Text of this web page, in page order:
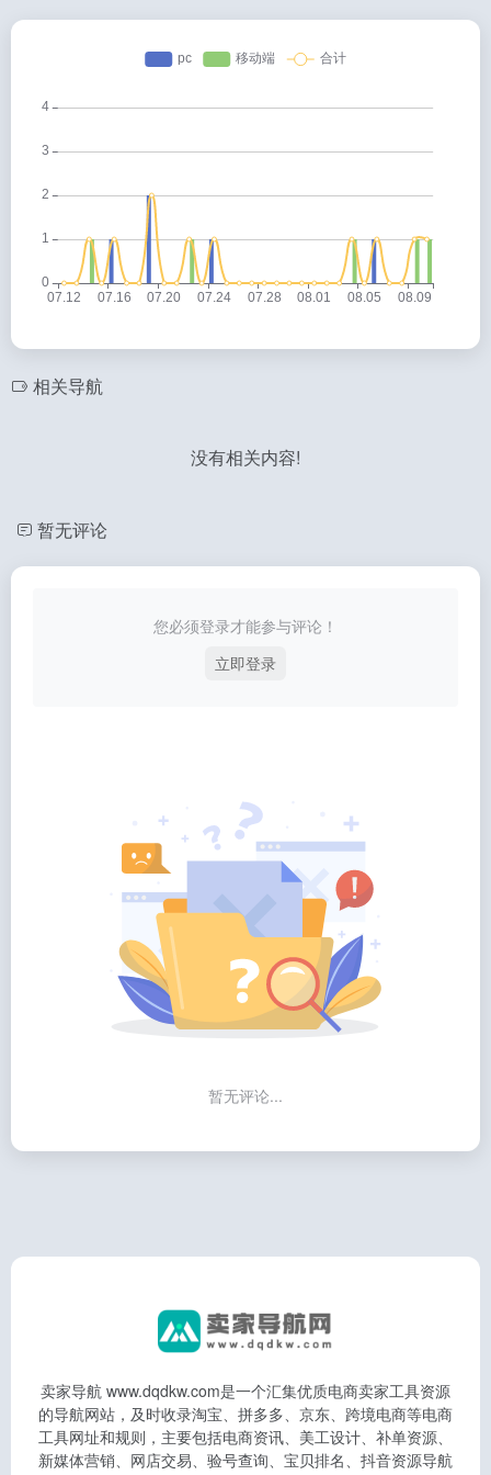
相关导航
没有相关内容!
暂无评论
您必须登录才能参与评论！
立即登录
暂无评论...
卖家导航 www.dqdkw.com是一个汇集优质电商卖家工具资源
的导航网站，及时收录淘宝、拼多多、京东、跨境电商等电商
工具网址和规则，主要包括电商资讯、美工设计、补单资源、
新媒体营销、网店交易、验号查询、宝贝排名、抖音资源导航